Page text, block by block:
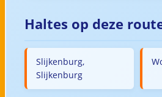
Haltes op deze
Slijkenburg,
Slijkenburg